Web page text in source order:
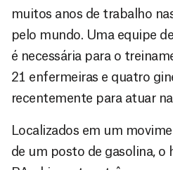
muitos anos de trabalho
pelo mundo. Uma equipe
é necessária para o
21 enfermeiras e quatro
recentemente para atuar na
Localizados em um
de um posto de gasolina, o